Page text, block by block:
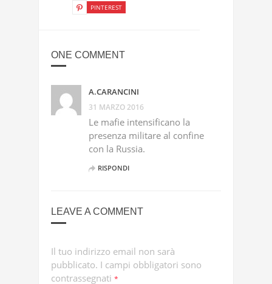
PINTEREST
ONE COMMENT
A.CARANCINI
31 MARZO 2016
Le mafie intensificano la
presenza militare al confine
con la Russia.
RISPONDI
LEAVE A COMMENT
Il tuo indirizzo email non sarà
pubblicato. I campi obbligatori sono
contrassegnati *